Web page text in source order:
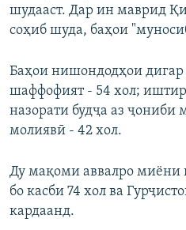
шудааст. Дар ин маврид
соҳиб шуда, баҳои
Баҳои нишондодҳои дигар
шаффофият - 54 хол;
назорати будҷа аз ҷониби
молиявӣ - 42 хол.
Ду мақоми аввалро
бо касби 74 хол ва
кардаанд.